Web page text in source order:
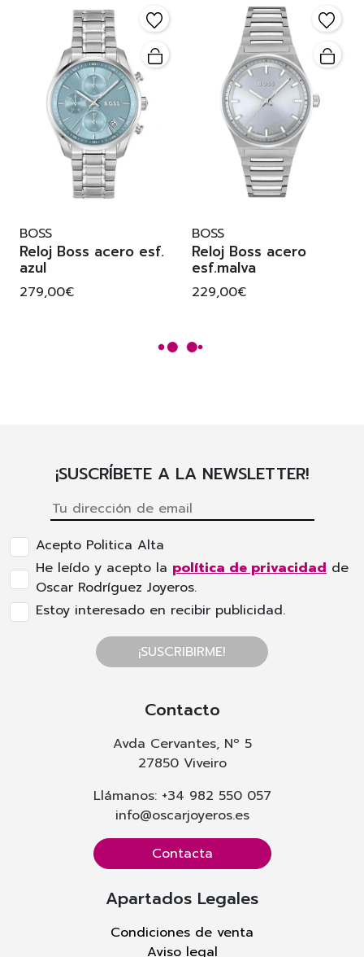
BOSS
Reloj Boss acero esf.
azul
279,00€
BOSS
Reloj Boss acero
esf.malva
229,00€
¡SUSCRÍBETE A LA NEWSLETTER!
Acepto Politica Alta
He leído y acepto la política de privacidad de
Oscar Rodríguez Joyeros.
Estoy interesado en recibir publicidad.
¡SUSCRIBIRME!
Contacto
Avda Cervantes, Nº 5
27850 Viveiro
Llámanos: +34 982 550 057
info@oscarjoyeros.es
Contacta
Apartados Legales
Condiciones de venta
Aviso legal